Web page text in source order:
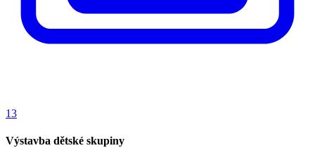
13
Výstavba dětské skupiny